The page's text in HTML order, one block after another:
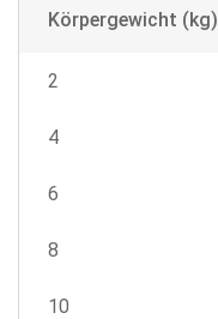
Körpergewicht (kg)
2
4
6
8
10